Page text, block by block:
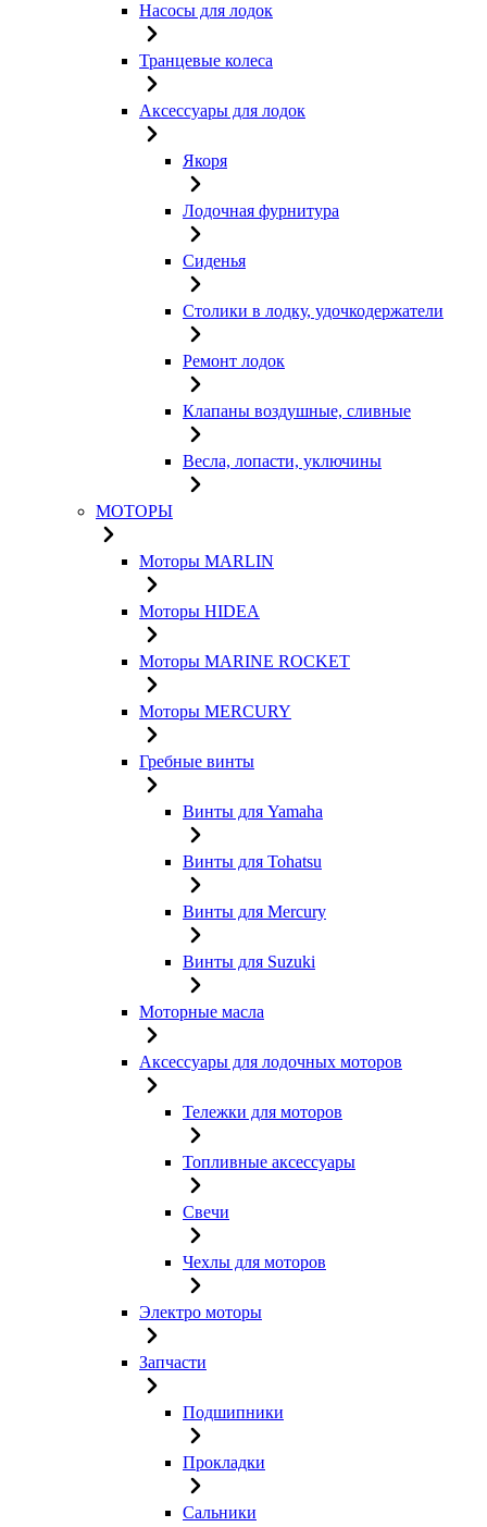
Насосы для лодок
Транцевые колеса
Аксессуары для лодок
Якоря
Лодочная фурнитура
Сиденья
Столики в лодку, удочкодержатели
Ремонт лодок
Клапаны воздушные, сливные
Весла, лопасти, уключины
МОТОРЫ
Моторы MARLIN
Моторы HIDEA
Моторы MARINE ROCKET
Моторы MERCURY
Гребные винты
Винты для Yamaha
Винты для Tohatsu
Винты для Mercury
Винты для Suzuki
Моторные масла
Аксессуары для лодочных моторов
Тележки для моторов
Топливные аксессуары
Свечи
Чехлы для моторов
Электро моторы
Запчасти
Подшипники
Прокладки
Сальники